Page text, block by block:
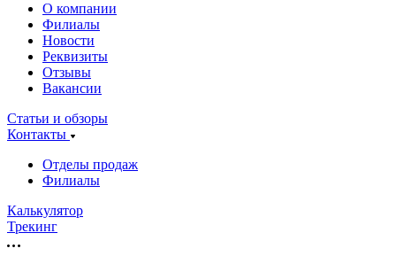
О компании
Филиалы
Новости
Реквизиты
Отзывы
Вакансии
Статьи и обзоры
Контакты
Отделы продаж
Филиалы
Калькулятор
Трекинг